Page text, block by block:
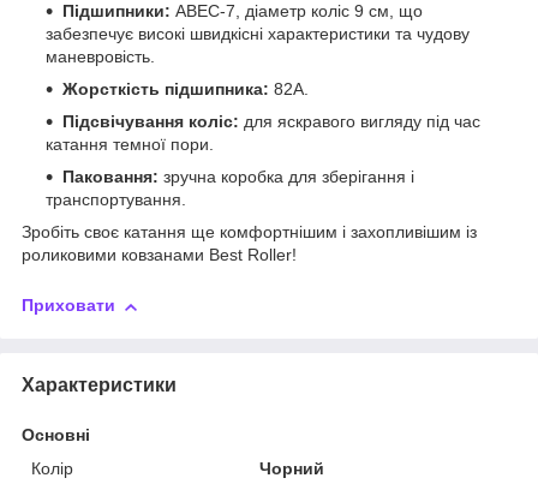
Підшипники: ABEC-7, діаметр коліс 9 см, що
забезпечує високі швидкісні характеристики та чудову
маневровість.
Жорсткість підшипника: 82А.
Підсвічування коліс: для яскравого вигляду під час
катання темної пори.
Паковання: зручна коробка для зберігання і
транспортування.
Зробіть своє катання ще комфортнішим і захопливішим із
роликовими ковзанами Best Roller!
Приховати
Характеристики
Основні
Колір
Чорний